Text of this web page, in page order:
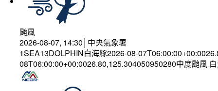
颱風
2026-08-07, 14:30│中央氣象署
1SEA13DOLPHIN白海豚2026-08-
08T06:00:00+00:0026.80,125.304050950280中度颱風